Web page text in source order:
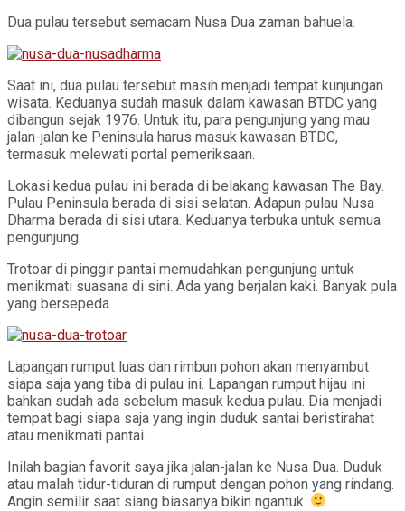
Dua pulau tersebut semacam Nusa Dua zaman bahuela.
Saat ini, dua pulau tersebut masih menjadi tempat kunjungan
wisata. Keduanya sudah masuk dalam kawasan BTDC yang
dibangun sejak 1976. Untuk itu, para pengunjung yang mau
jalan-jalan ke Peninsula harus masuk kawasan BTDC,
termasuk melewati portal pemeriksaan.
Lokasi kedua pulau ini berada di belakang kawasan The Bay.
Pulau Peninsula berada di sisi selatan. Adapun pulau Nusa
Dharma berada di sisi utara. Keduanya terbuka untuk semua
pengunjung.
Trotoar di pinggir pantai memudahkan pengunjung untuk
menikmati suasana di sini. Ada yang berjalan kaki. Banyak pula
yang bersepeda.
Lapangan rumput luas dan rimbun pohon akan menyambut
siapa saja yang tiba di pulau ini. Lapangan rumput hijau ini
bahkan sudah ada sebelum masuk kedua pulau. Dia menjadi
tempat bagi siapa saja yang ingin duduk santai beristirahat
atau menikmati pantai.
Inilah bagian favorit saya jika jalan-jalan ke Nusa Dua. Duduk
atau malah tidur-tiduran di rumput dengan pohon yang rindang.
Angin semilir saat siang biasanya bikin ngantuk.